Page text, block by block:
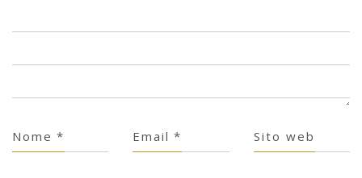
Nome * Email * Sito web